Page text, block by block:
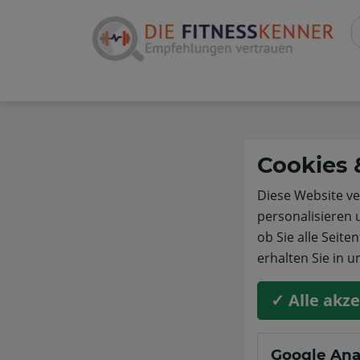
Cookies
Diese Website
personalisieren
ob Sie alle
erhalten Sie in
✓ Alle
Google